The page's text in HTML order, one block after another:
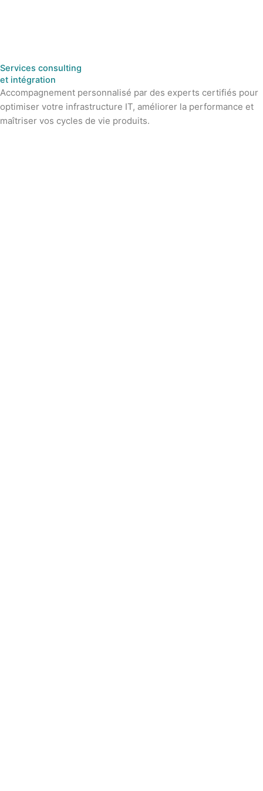
Services consulting
et intégration
Accompagnement personnalisé par des experts certifiés pour
optimiser votre infrastructure IT, améliorer la performance et
maîtriser vos cycles de vie produits.